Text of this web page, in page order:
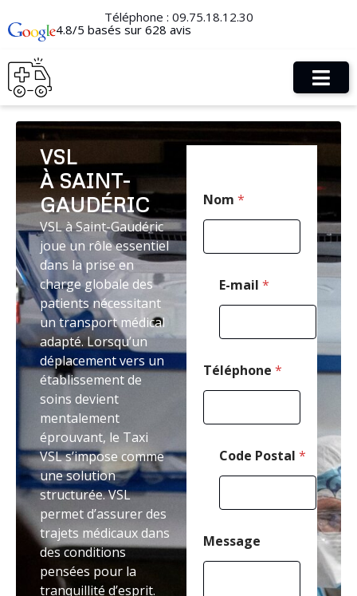
Téléphone : 09.75.18.12.30
4.8/5 basés sur 628 avis
VSL
À SAINT-
GAUDÉRIC
VSL à Saint-Gaudéric
joue un rôle essentiel
dans la prise en
charge globale des
patients nécessitant
un transport médical
adapté. Lorsqu’un
déplacement vers un
établissement de
soins devient
mentalement
éprouvant, le Taxi
VSL s’impose comme
une solution
structurée. VSL
permet d’assurer des
trajets médicaux dans
des conditions
pensées pour la
tranquillité d’esprit.
Nom *
E-mail *
Téléphone *
Code Postal *
N
m
*
T
é
l
é
o
n
e
Message